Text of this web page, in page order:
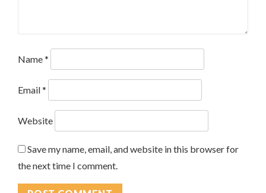
Name*
Email*
Website
Save my name, email, and website in this browser for
the next time I comment.